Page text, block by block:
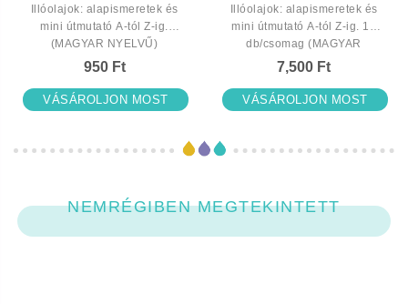
Illóolajok: alapismeretek és
mini útmutató A-tól Z-ig.
(MAGYAR NYELVŰ)
950 Ft
VÁSÁROLJON MOST
Illóolajok: alapismeretek és
mini útmutató A-tól Z-ig. 10
db/csomag (MAGYAR
NYELVŰ)
7,500 Ft
VÁSÁROLJON MOST
NEMRÉGIBEN MEGTEKINTETT